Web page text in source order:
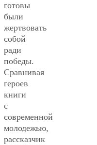
готовы
были
жертвовать
собой
ради
победы.
Сравнивая
героев
книги
с
современной
молодежью,
рассказчик